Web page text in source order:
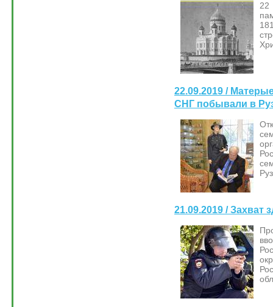
22.09.2019 /
СНГ побывали в
21.09.2019 / Захват